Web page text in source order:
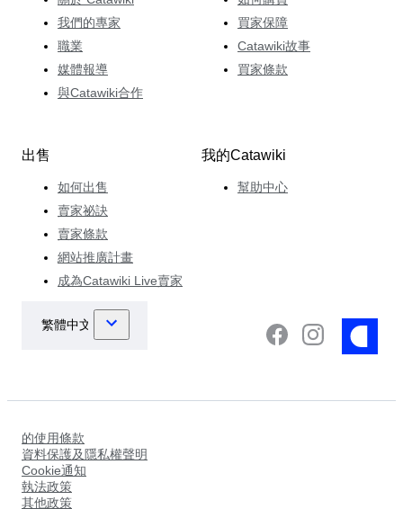
我們的專家
職業
媒體報導
與Catawiki合作
買家保障
Catawiki故事
買家條款
出售
如何出售
賣家祕訣
賣家條款
網站推廣計畫
成為Catawiki Live賣家
我的Catawiki
幫助中心
的使用條款
資料保護及隱私權聲明
Cookie通知
執法政策
其他政策